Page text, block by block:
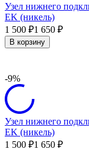
Узел нижнего
EK (никель)
1 500 ₽1 650 ₽
В корзину
-9%
Узел нижнего
EK (никель)
1 500 ₽1 650 ₽